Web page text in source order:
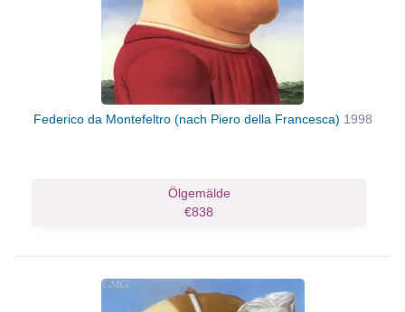
Federico da Montefeltro (nach Piero della Francesca) 1998
Ölgemälde
€838